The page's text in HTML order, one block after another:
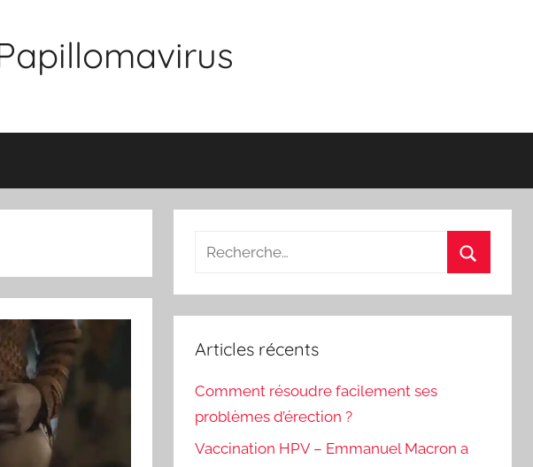
Recherche
:
Articles récents
Comment résoudre facilement ses
problèmes d’érection ?
Vaccination HPV – Emmanuel Macron a